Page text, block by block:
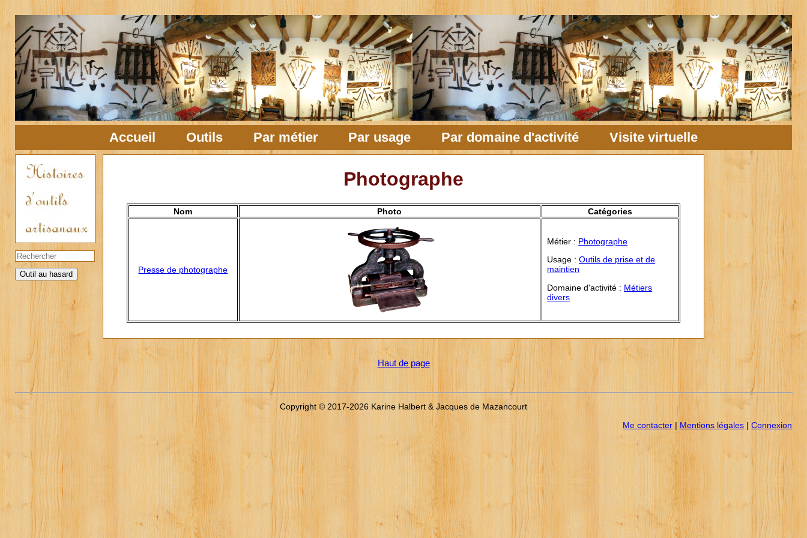
Accueil Outils Par métier Par usage Par domaine d'activité Visite virtuelle
Photographe
Nom Photo Catégories
Presse de photographe
Métier : Photographe
Usage :Outils de prise et de
maintien
Domaine d'activité : Métiers
divers
Haut de page
Copyright © 2017-2026 Karine Halbert & Jacques de Mazancourt
Me contacter| Mentions légales |Connexion